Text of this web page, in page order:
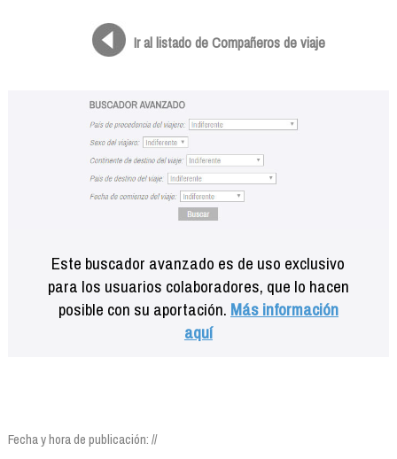
Ir al listado de Compañeros de viaje
Este buscador avanzado es de uso exclusivo
para los usuarios colaboradores, que lo hacen
posible con su aportación. Más información
aquí
Fecha y hora de publicación: //